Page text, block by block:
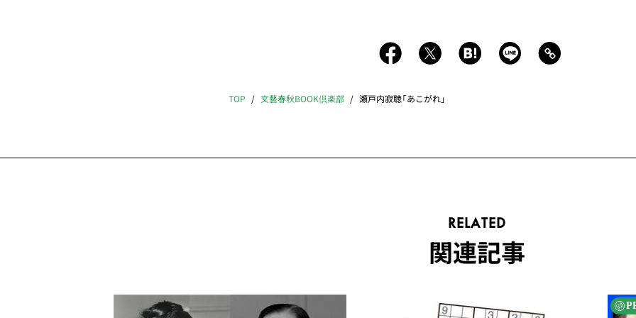
TOP 文藝春秋BOOK倶楽部 瀬戸内寂聴「あこがれ」
RELATED
関連記事